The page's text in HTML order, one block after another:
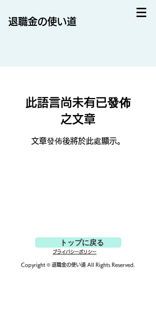
退職金の使い道
此語言尚未有已發佈
之文章
文章發佈後將於此處顯示。
トップに戻る
プライバシーポリシー
Copyright © 退職金の使い道 All Rights Reserved.